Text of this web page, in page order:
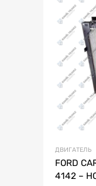
ДВИГАТЕЛЬ
FORD
4142 –